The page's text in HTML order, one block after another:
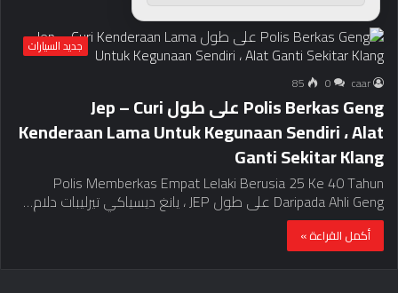
جديد السيارات
caar
0
85
Polis Berkas Geng على طول Jep – Curi
Kenderaan Lama Untuk Kegunaan Sendiri ، Alat
Ganti Sekitar Klang
Polis Memberkas Empat Lelaki Berusia 25 Ke 40 Tahun
Daripada Ahli Geng على طول JEP ، يانغ ديسياكي تيرليبات دلام…
أكمل القراءة »